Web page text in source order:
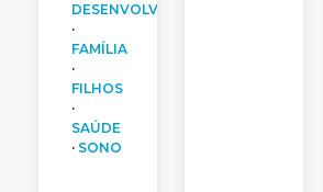
DESENVOLVIMENTO
·
FAMÍLIA
·
FILHOS
·
SAÚDE
· SONO